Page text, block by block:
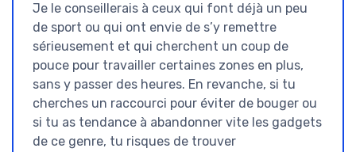
Je le conseillerais à ceux qui font déjà un peu
de sport ou qui ont envie de s’y remettre
sérieusement et qui cherchent un coup de
pouce pour travailler certaines zones en plus,
sans y passer des heures. En revanche, si tu
cherches un raccourci pour éviter de bouger ou
si tu as tendance à abandonner vite les gadgets
de ce genre, tu risques de trouver